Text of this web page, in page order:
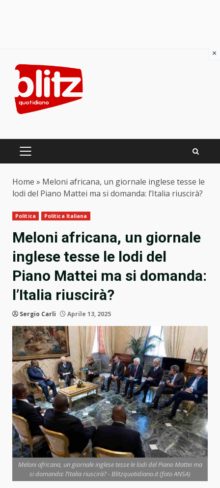
content
PRIMARY
Home » Meloni africana, un giornale inglese tesse le
lodi del Piano Mattei ma si domanda: l’Italia riuscirà?
Politica Politica Italiana
Meloni africana, un giornale
inglese tesse le lodi del
Piano Mattei ma si domanda:
l’Italia riuscirà?
Sergio Carli Aprile 13, 2025
Meloni africana, un giornale inglese tesse le lodi del Piano Mattei ma
si domanda: l’Italia riuscirà? - Blitzquotidiano.it (foto ANSA)
×